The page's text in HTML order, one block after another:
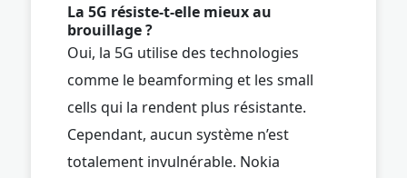
La 5G résiste-t-elle mieux au
brouillage ?
Oui, la 5G utilise des technologies
comme le beamforming et les small
cells qui la rendent plus résistante.
Cependant, aucun système n’est
totalement invulnérable. Nokia